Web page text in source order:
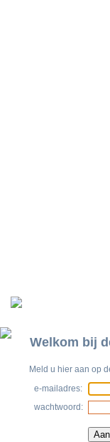
Welkom bij
Meld u hier aan op
e-mailadres:
wachtwoord: